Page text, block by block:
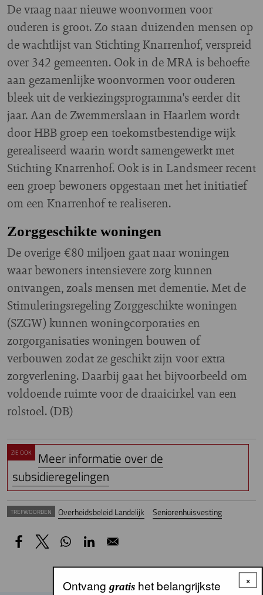
De vraag naar nieuwe woonvormen voor
ouderen is groot. Zo staan duizenden mensen op
de wachtlijst van Stichting Knarrenhof, verspreid
over 342 gemeenten. Ook in de MRA is behoefte
aan gezamenlijke woonvormen voor ouderen
bleek uit de verkiezingsprogramma's eerder dit
jaar. Aan de Zwemmerslaan in Haarlem wordt
door HBB groep een toekomstbestendige wijk
gerealiseerd waarin wordt samengewerkt met
Stichting Knarrenhof. Ook is in Landsmeer recent
een groep bewoners opgestaan met het initiatief
om een Knarrenhof te realiseren.
Zorggeschikte woningen
De overige €80 miljoen gaat naar woningen
waar bewoners intensievere zorg kunnen
ontvangen, zoals mensen met dementie. Met de
Stimuleringsregeling Zorggeschikte woningen
(SZGW) kunnen woningcorporaties en
zorgorganisaties woningen bouwen of
verbouwen zodat ze geschikt zijn voor extra
zorgverlening. Daarbij gaat het bijvoorbeeld om
voldoende ruimte voor de draaicirkel van een
rolstoel. (DB)
ZIE OOK
Meer informatie over de
subsidieregelingen
TREFWOORDEN Overheidsbeleid Landelijk Seniorenhuisvesting
×
Ontvang gratishet belangrijkste